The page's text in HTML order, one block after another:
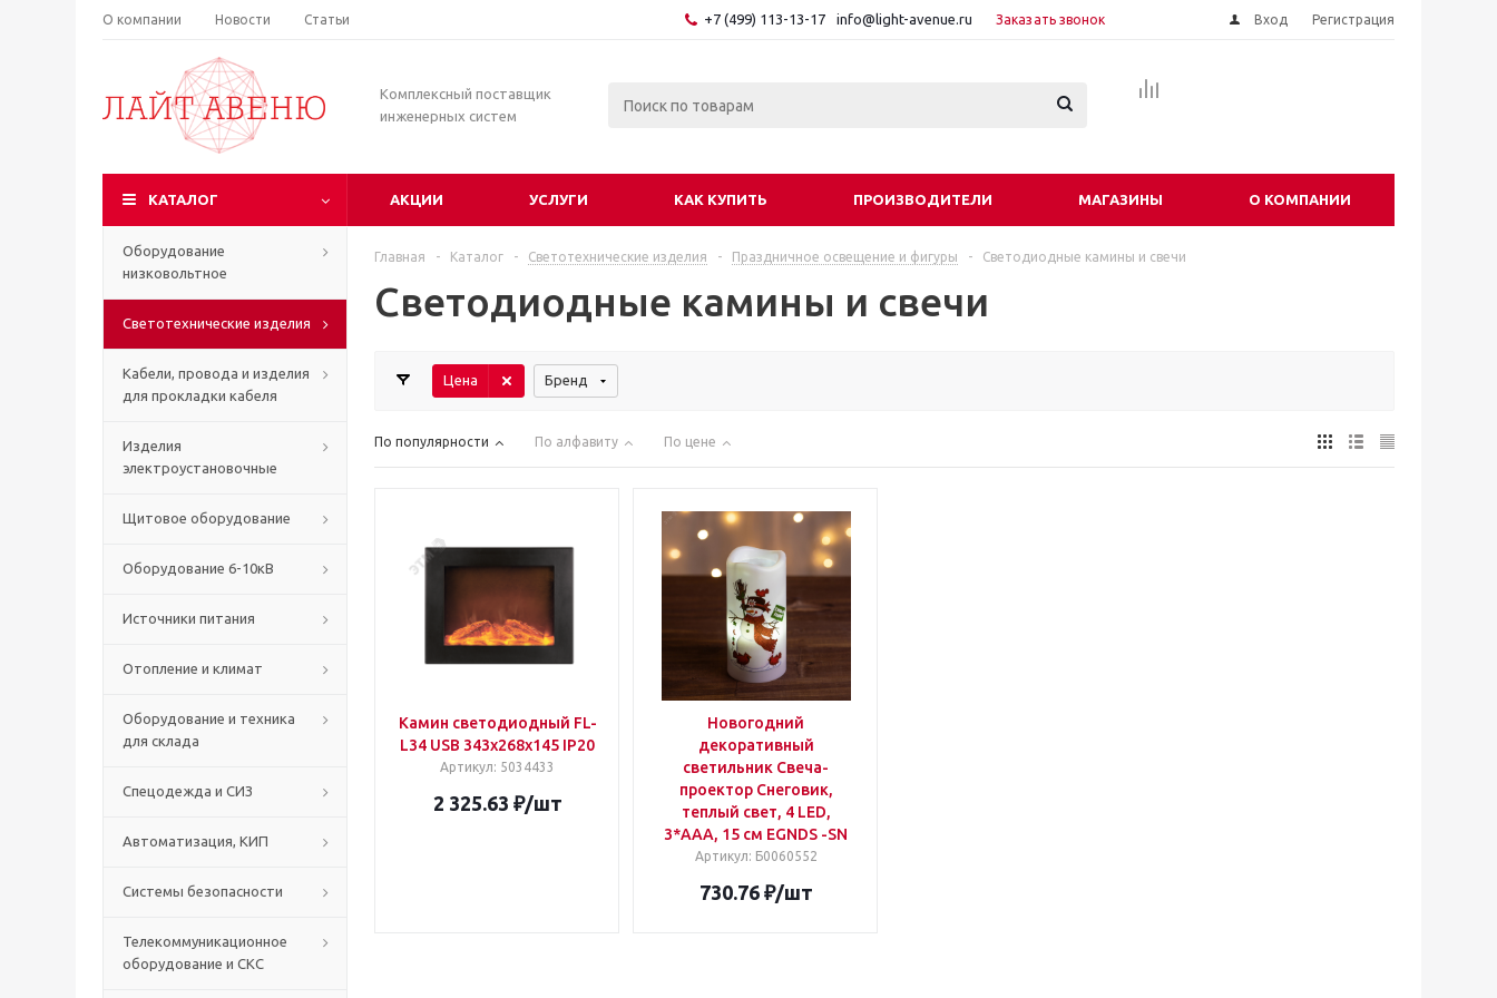
О компании Новости Статьи +7 (499) 113-13-17 info@light-avenue.ru Заказать звонок Вход Регистрация
Комплексный поставщик
инженерных систем
КАТАЛОГ АКЦИИ УСЛУГИ КАК КУПИТЬ ПРОИЗВОДИТЕЛИ МАГАЗИНЫ О КОМПАНИИ
Оборудование
низковольтное
Светотехнические изделия
Кабели, провода и изделия
для прокладки кабеля
Изделия
электроустановочные
Щитовое оборудование
Оборудование 6-10кВ
Источники питания
Отопление и климат
Оборудование и техника
для склада
Спецодежда и СИЗ
Автоматизация, КИП
Системы безопасности
Телекоммуникационное
оборудование и СКС
Главная - Каталог - Светотехнические изделия - Праздничное освещение и фигуры - Светодиодные камины и свечи
Светодиодные камины и свечи
Цена Бренд
По популярности По алфавиту По цене
Камин светодиодный FL-
L34 USB 343х268х145 IP20
Артикул: 5034433
2 325.63 ₽/шт
Новогодний
декоративный
светильник Свеча-
проектор Снеговик,
теплый свет, 4 LED,
3*ААA, 15 см EGNDS -SN
Артикул: Б0060552
730.76₽/шт